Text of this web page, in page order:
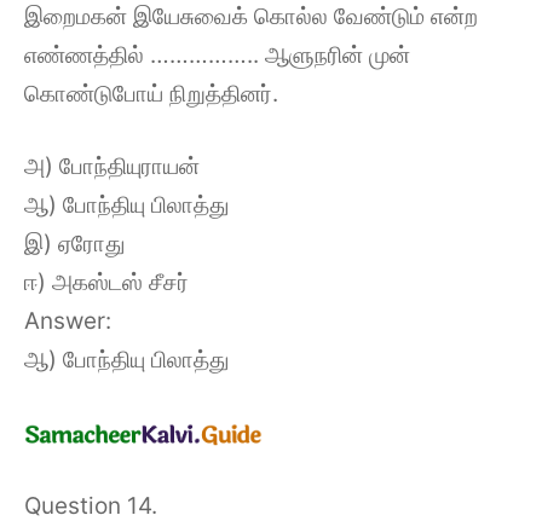
இறைமகன் இயேசுவைக் கொல்ல வேண்டும் என்ற
எண்ணத்தில் …………….. ஆளுநரின் முன்
கொண்டுபோய் நிறுத்தினர்.
அ) போந்தியுராயன்
ஆ) போந்தியு பிலாத்து
இ) ஏரோது
ஈ) அகஸ்டஸ் சீசர்
Answer:
ஆ) போந்தியு பிலாத்து
Question 14.